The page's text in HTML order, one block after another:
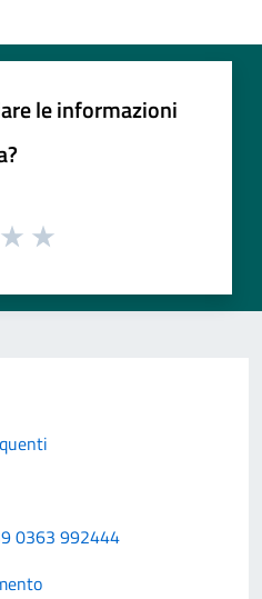
le informazioni
0363 992444